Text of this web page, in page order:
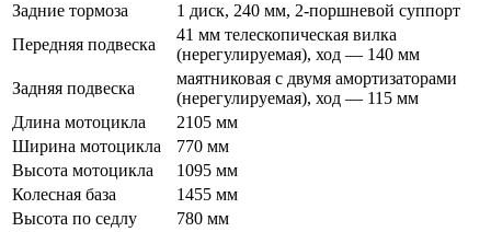
Задние тормоза
1 диск, 240 мм, 2-поршневой суппорт
Передняя подвеска
41 мм телескопическая вилка
(нерегулируемая), ход — 140 мм
Задняя подвеска
маятниковая с двумя амортизаторами
(нерегулируемая), ход — 115 мм
Длина мотоцикла
2105 мм
Ширина мотоцикла
770 мм
Высота мотоцикла
1095 мм
Колесная база
1455 мм
Высота по седлу
780 мм